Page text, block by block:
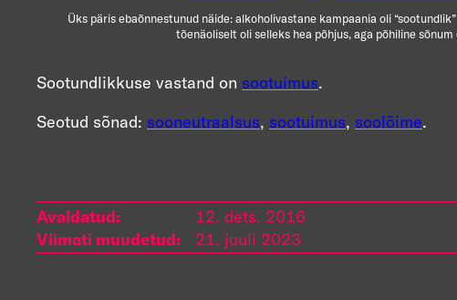
Üks päris ebaõnnestunud näide: alkoholivastane kampaania oli
tõenäoliselt oli selleks hea põhjus, aga põhiline
Sootundlikkuse vastand on sootuimus.
Seotud sõnad: sooneutraalsus, sootuimus, soolõime.
Avaldatud:
12. dets. 2016
Viimati muudetud:
21. juuli 2023